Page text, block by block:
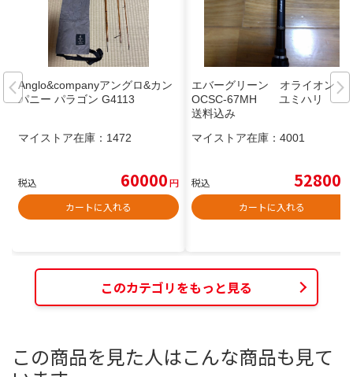
Anglo&companyアングロ&カン
パニー パラゴン G4113
マイストア在庫： 1472
税込 60000円
カートに入れる
エバーグリーン オライオン
OCSC-67MH ユミハリ
送料込み
マイストア在庫： 4001
税込 52800
カートに入れる
このカテゴリをもっと見る
この商品を見た人はこんな商品も見て